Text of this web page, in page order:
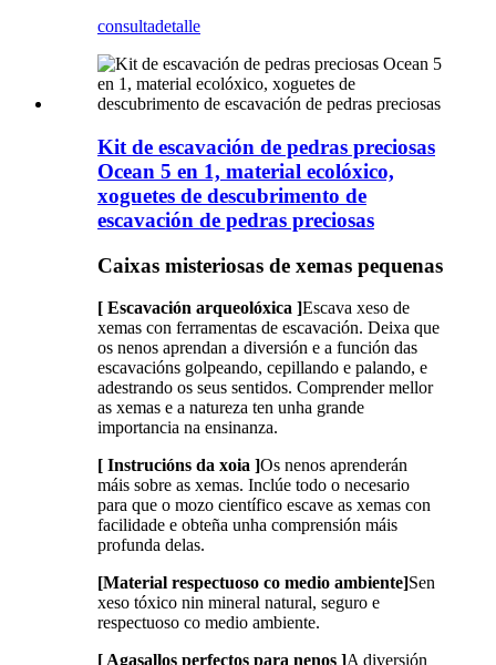
consultadetalle
Kit de escavación de pedras preciosas
Ocean 5 en 1, material ecolóxico,
xoguetes de descubrimento de
escavación de pedras preciosas
Caixas misteriosas de xemas pequenas
[ Escavación arqueolóxica ]Escava xeso de
xemas con ferramentas de escavación. Deixa que
os nenos aprendan a diversión e a función das
escavacións golpeando, cepillando e palando, e
adestrando os seus sentidos. Comprender mellor
as xemas e a natureza ten unha grande
importancia na ensinanza.
[ Instrucións da xoia ]Os nenos aprenderán
máis sobre as xemas. Inclúe todo o necesario
para que o mozo científico escave as xemas con
facilidade e obteña unha comprensión máis
profunda delas.
[Material respectuoso co medio ambiente]Sen
xeso tóxico nin mineral natural, seguro e
respectuoso co medio ambiente.
[ Agasallos perfectos para nenos ]A diversión